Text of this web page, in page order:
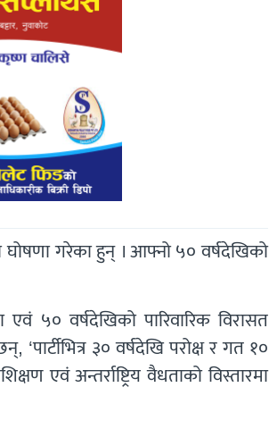
घोषणा गरेका हुन् । आफ्नो ५० वर्षदेखिको
५० वर्षदेखिको पारिवारिक विरासत
३० वर्षदेखि परोक्ष र गत १०
एवं अन्तर्राष्ट्रिय वैधताको विस्तारमा